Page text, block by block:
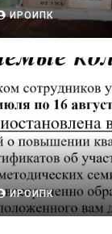
ИРОИПК
ИРОИПК